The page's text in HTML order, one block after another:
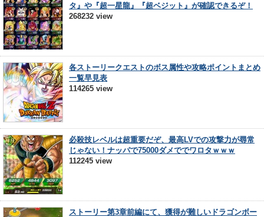
タ』や『超一星龍』『超ベジット』が確認できるぞ！
268232 view
各ストーリークエストのボス属性や攻略ポイントまとめ
一覧早見表
114265 view
必殺技レベルは超重要だぞ、最高LVでの攻撃力が尋常
じゃない！ナッパで75000ダメででワロタｗｗｗ
112245 view
ストーリー第3章前編にて、獲得が難しいドラゴンボー